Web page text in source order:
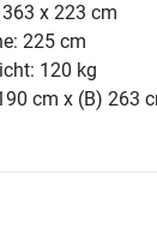
x 223 cm
225 cm
120 kg
cm x (B) 263